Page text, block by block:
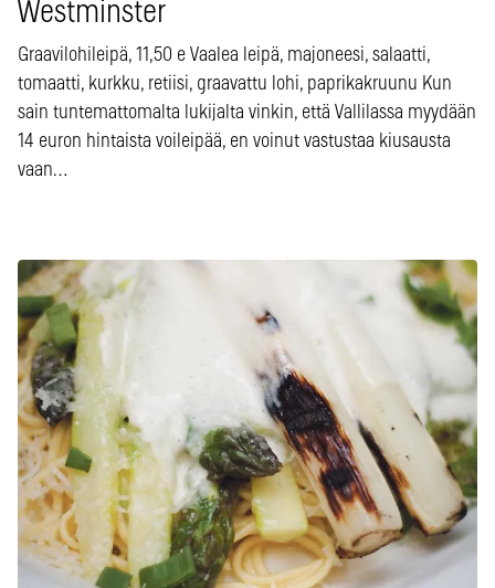
Westminster
Graavilohileipä, 11,50 e Vaalea leipä, majoneesi, salaatti,
tomaatti, kurkku, retiisi, graavattu lohi, paprikakruunu Kun
sain tuntemattomalta lukijalta vinkin, että Vallilassa myydään
14 euron hintaista voileipää, en voinut vastustaa kiusausta
vaan…